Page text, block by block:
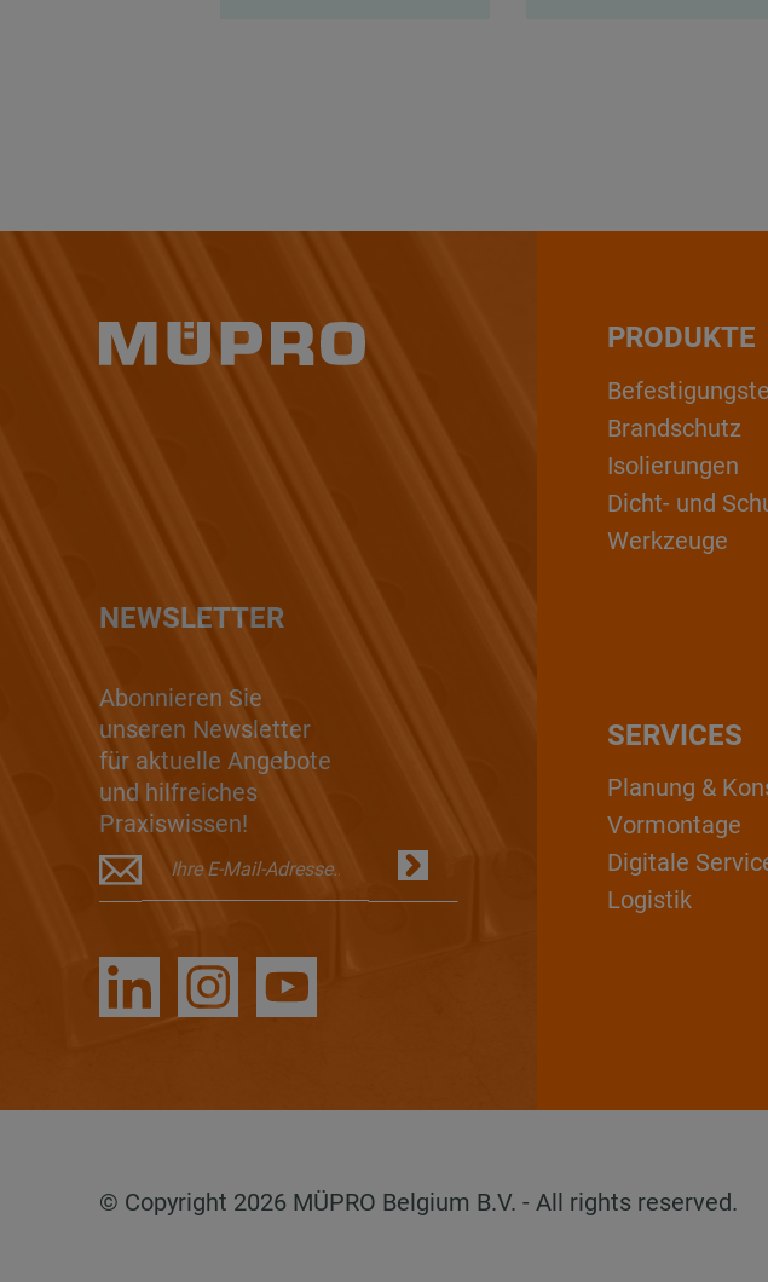
NEWSLETTER
Abonnieren Sie
unseren Newsletter
für aktuelle Angebote
und hilfreiches
Praxiswissen!
PRODUKTE
Brandschutz
Isolierungen
Dicht- und
Werkzeuge
SERVICES
Planung &
Vormontage
Digitale
Logistik
© Copyright 2026 MÜPRO Belgium B.V. - All rights reserved.